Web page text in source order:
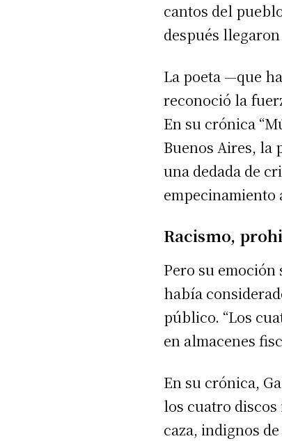
cantos del
después
La poeta —que
reconoció la
En su crónica
Buenos Aires, la
una dedada de
empecinamiento
Racismo,
Pero su
había
público. “Los
en almacenes
En su crónica,
los cuatro
caza, indignos